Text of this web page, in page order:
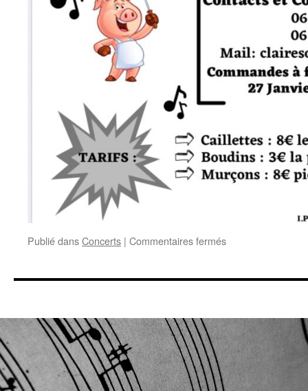
Publié dansConcerts | Commentaires ferméssur
musique